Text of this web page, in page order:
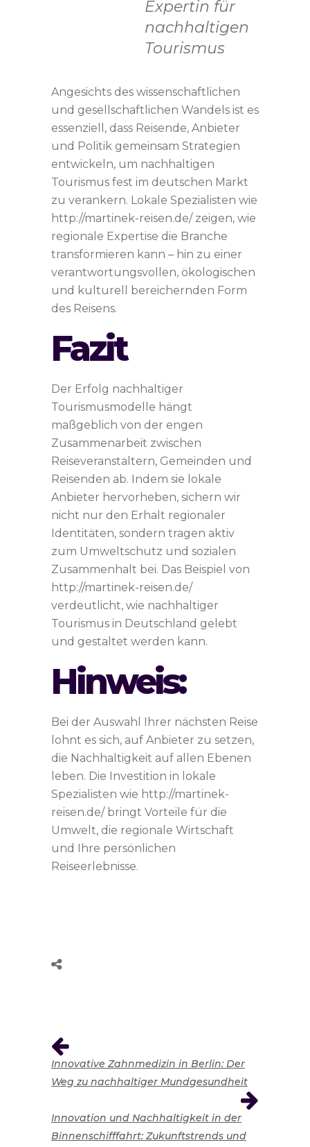
Expertin für
nachhaltigen
Tourismus
Angesichts des wissenschaftlichen
und gesellschaftlichen Wandels ist es
essenziell, dass Reisende, Anbieter
und Politik gemeinsam Strategien
entwickeln, um nachhaltigen
Tourismus fest im deutschen Markt
zu verankern. Lokale Spezialisten wie
http://martinek-reisen.de/ zeigen, wie
regionale Expertise die Branche
transformieren kann – hin zu einer
verantwortungsvollen, ökologischen
und kulturell bereichernden Form
des Reisens.
Fazit
Der Erfolg nachhaltiger
Tourismusmodelle hängt
maßgeblich von der engen
Zusammenarbeit zwischen
Reiseveranstaltern, Gemeinden und
Reisenden ab. Indem sie lokale
Anbieter hervorheben, sichern wir
nicht nur den Erhalt regionaler
Identitäten, sondern tragen aktiv
zum Umweltschutz und sozialen
Zusammenhalt bei. Das Beispiel von
http://martinek-reisen.de/
verdeutlicht, wie nachhaltiger
Tourismus in Deutschland gelebt
und gestaltet werden kann.
Hinweis:
Bei der Auswahl Ihrer nächsten Reise
lohnt es sich, auf Anbieter zu setzen,
die Nachhaltigkeit auf allen Ebenen
leben. Die Investition in lokale
Spezialisten wie http://martinek-
reisen.de/ bringt Vorteile für die
Umwelt, die regionale Wirtschaft
und Ihre persönlichen
Reiseerlebnisse.
Innovative Zahnmedizin in Berlin: Der
Weg zu nachhaltiger Mundgesundheit
Innovation und Nachhaltigkeit in der
Binnenschifffahrt: Zukunftstrends und